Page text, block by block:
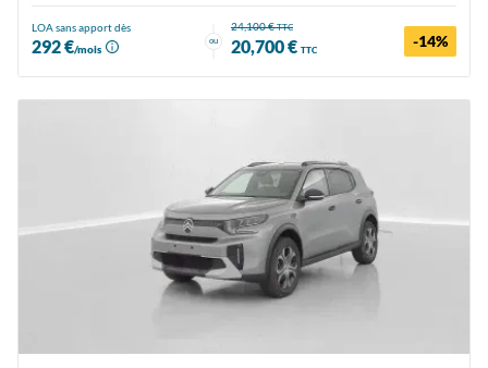
LOA sans apport dès
292 €/mois
ou
24,100 €TTC
20,700 € TTC -14%